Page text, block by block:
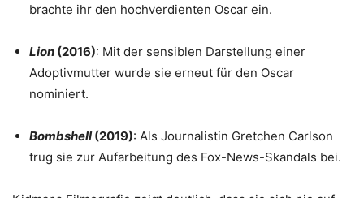
brachte ihr den hochverdienten Oscar ein.
Lion (2016): Mit der sensiblen Darstellung einer
Adoptivmutter wurde sie erneut für den Oscar
nominiert.
Bombshell(2019): Als Journalistin Gretchen Carlson
trug sie zur Aufarbeitung des Fox-News-Skandals bei.